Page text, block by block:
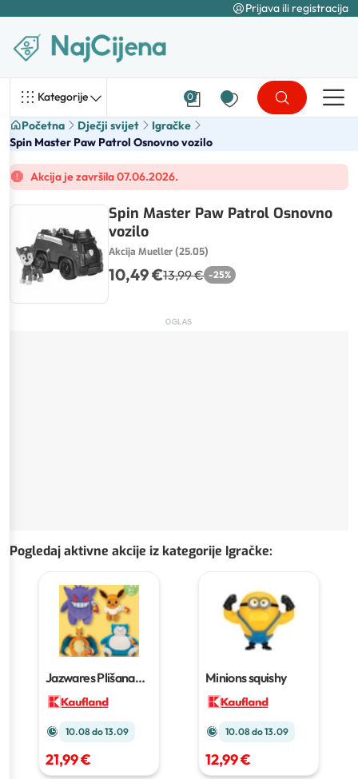
Prijava ili registracija
Kategorije 0
Početna Dječji svijet
Igračke
Spin Master Paw Patrol Osnovno vozilo
Akcija je završila 07.06.2026.
Spin Master Paw Patrol Osnovno
vozilo
Akcija Mueller (25.05)
10,49 €13,99 € -25%
OGLAS
Pogledaj aktivne akcije iz kategorije Igračke:
Jazwares Plišana
30 cm
10.08 do 13.09
21,99 €
Minions squishy
10.08 do 13.09
12,99 €